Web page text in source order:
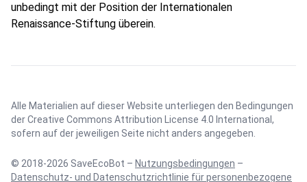
unbedingt mit der Position der Internationalen
Renaissance-Stiftung überein.
Alle Materialien auf dieser Website unterliegen den Bedingungen
derCreative Commons Attribution License 4.0 International ,
sofern auf der jeweiligen Seite nicht anders angegeben.
© 2018-2026 SaveEcoBot – Nutzungsbedingungen –
Datenschutz- und Datenschutzrichtlinie für personenbezogene